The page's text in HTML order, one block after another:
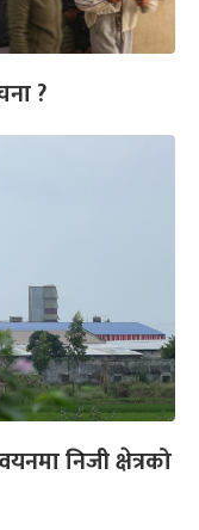
?
निजी क्षेत्रको